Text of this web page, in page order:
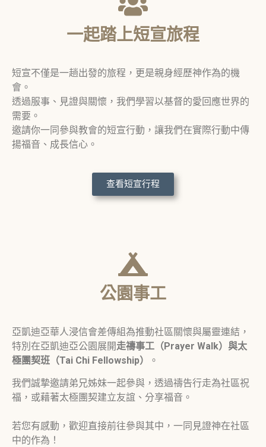
一起踏上短宣旅程
短宣不僅是一趟出發的旅程，更是親身經歷神作為的機
會。
透過服事、見證與關懷，我們學習以基督的愛回應世界的
需要。
邀請你一同參與教會的短宣行動，讓我們在實際行動中傳
揚福音、成長信心。
查看短宣行程
公園事工
亞凱迪亞華人浸信會差傳組為推動社區關懷與屬靈連結，
特別在亞凱迪亞公園展開走禱事工（Prayer Walk）與太
極團契班（Tai Chi Fellowship）
。
我們誠摯邀請弟兄姊妹一起參與，透過禱告行走為社區祝
福，或藉著太極團契建立友誼、分享福音。
若您有感動，歡迎直接前往參與其中，一同見證神在社區
中的作為！